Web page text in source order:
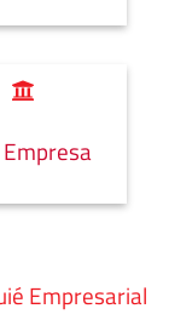
Empresarial